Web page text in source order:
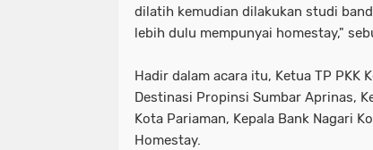
dilatih kemudian dilakukan studi
lebih dulu mempunyai homestay,"
Hadir dalam acara itu, Ketua TP PKK
Destinasi Propinsi Sumbar Aprinas,
Kota Pariaman, Kepala Bank Nagari
Homestay.